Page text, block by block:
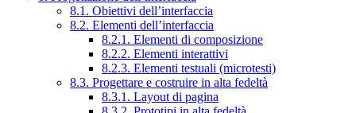
8.1. Obiettivi dell’interfaccia
8.2. Elementi dell’interfaccia
8.2.1. Elementi di composizione
8.2.2. Elementi interattivi
8.2.3. Elementi testuali (microtesti)
8.3. Progettare e costruire in alta fedeltà
8.3.1. Layout di pagina